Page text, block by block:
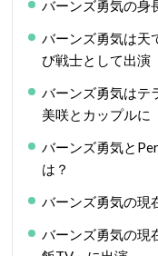
バーンズ勇気の身
バーンズ勇気は天
び戦士として出演
バーンズ勇気はテ
美咲とカップルに
バーンズ勇気と
は？
バーンズ勇気の
バーンズ勇気の